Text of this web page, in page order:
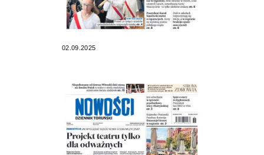
02.09.2025